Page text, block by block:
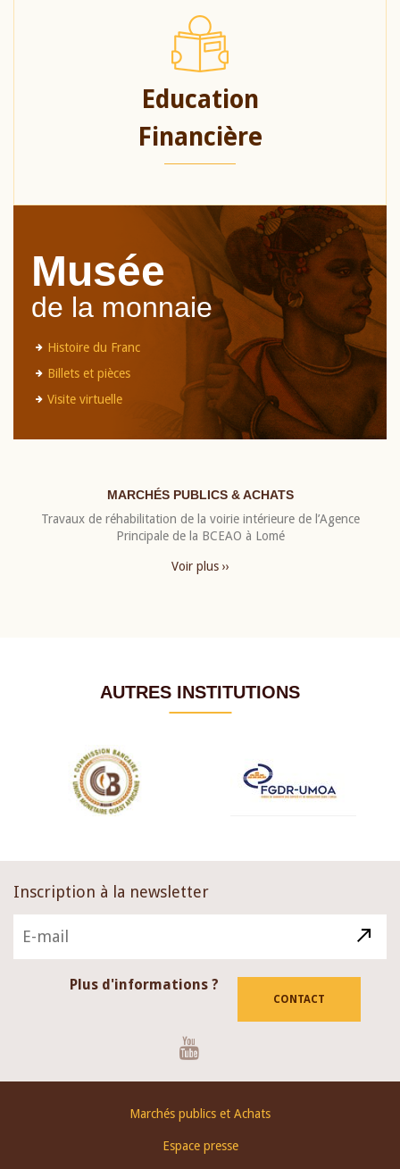
Education
Financière
Musée
de la monnaie
Histoire du Franc
Billets et pièces
Visite virtuelle
MARCHÉS PUBLICS & ACHATS
Travaux de réhabilitation de la voirie intérieure de l’Agence
Principale de la BCEAO à Lomé
Voir plus ››
AUTRES INSTITUTIONS
Inscription à la newsletter
Plus d'informations ?
CONTACT
Marchés publics et Achats
Espace presse